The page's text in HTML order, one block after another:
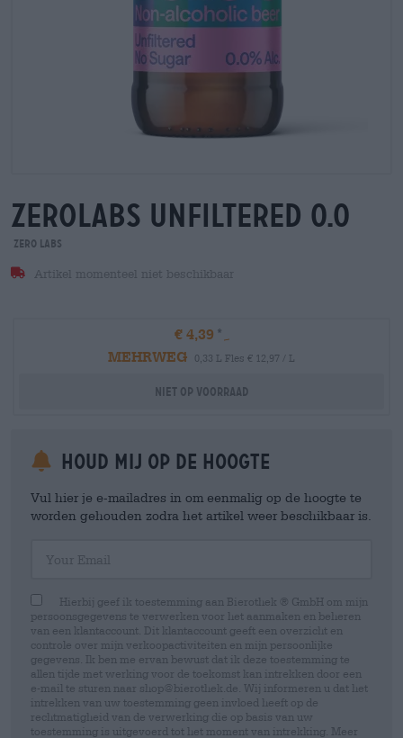
zerolabs unfiltered 0.0
Zero Labs
Artikel momenteel niet beschikbaar
€ 4,39
MEHRWEG
0,33 L Fles € 12,97 / L
Niet op voorraad
Houd mij op de hoogte
Vul hier je e-mailadres in om eenmalig op de hoogte te
worden gehouden zodra het artikel weer beschikbaar is.
Hierbij geef ik toestemming aan Bierothek ® GmbH om mijn
persoonsgegevens te verwerken voor het aanmaken en beheren
van een klantaccount. Dit klantaccount geeft een overzicht en
controle over mijn verkoopactiviteiten en mijn persoonlijke
gegevens. Ik ben me ervan bewust dat ik deze toestemming te
allen tijde met werking voor de toekomst kan intrekken door een
e-mail te sturen naar shop@bierothek.de. Wij informeren u dat het
intrekken van uw toestemming geen invloed heeft op de
rechtmatigheid van de verwerking die op basis van uw
toestemming is uitgevoerd tot het moment van intrekking. Meer